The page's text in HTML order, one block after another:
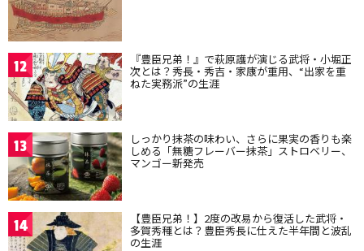
12 『豊臣兄弟！』で萩原護が演じる武将・小堀正
次とは？秀長・秀吉・家康が重用、“出家を重
ねた実務派”の生涯
13 しっかり抹茶の味わい、さらに果実の香りも楽
しめる「無糖フレーバー抹茶」ストロベリー、
マンゴー新発売
14 【豊臣兄弟！】2度の改易から復活した武将・
多賀秀種とは？豊臣秀長に仕えた半年間と波乱
の生涯